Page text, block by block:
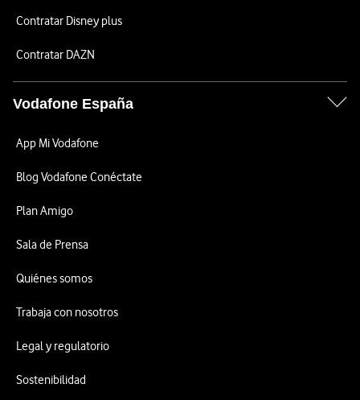
Contratar Disney plus
Contratar DAZN
Vodafone España
App Mi Vodafone
Blog Vodafone Conéctate
Plan Amigo
Sala de Prensa
Quiénes somos
Trabaja con nosotros
Legal y regulatorio
Sostenibilidad